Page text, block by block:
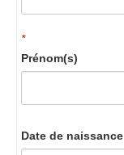
*
Prénom(s)
Date de naissance